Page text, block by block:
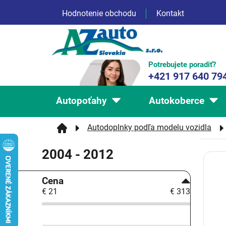
obsah
Hodnotenie obchodu Kontakt
Potrebujete poradiť?
+421 917 640
Autopoťahy Autokoberce
Autodoplnky podľa modelu vozidla
2004 - 2012
B
o
č
n
Cena
€ 21 € 313
V